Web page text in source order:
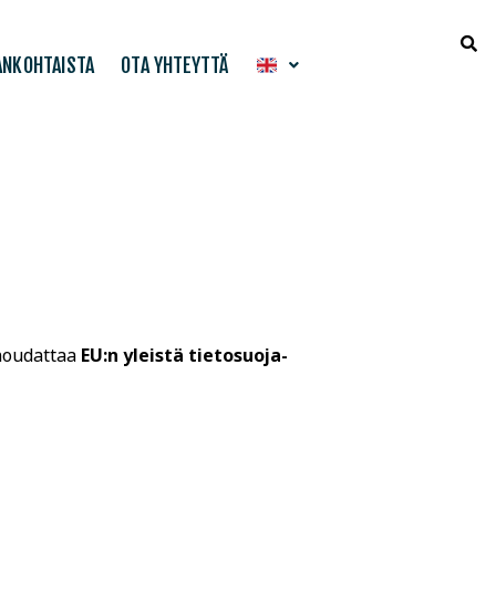
OTA YHTEYTTÄ
EU:n yleistä tietosuoja-